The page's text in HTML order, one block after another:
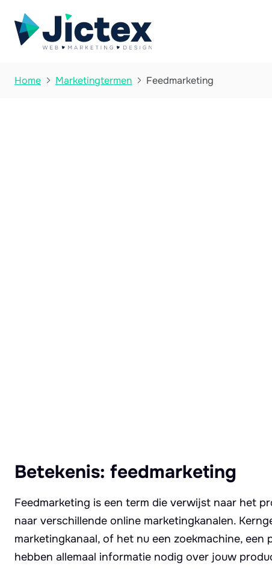
Home  Marketingtermen  Feedmarketing
Betekenis: feedmarketing
Feedmarketing is een term die verwijst naar het
naar verschillende online marketingkanalen.
marketingkanaal, of het nu een zoekmachine,
hebben allemaal informatie nodig over jouw